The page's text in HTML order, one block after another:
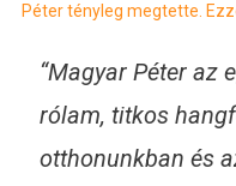
Péter tényleg megtette.
“Magyar Péter az
rólam, titkos
otthonunkban és